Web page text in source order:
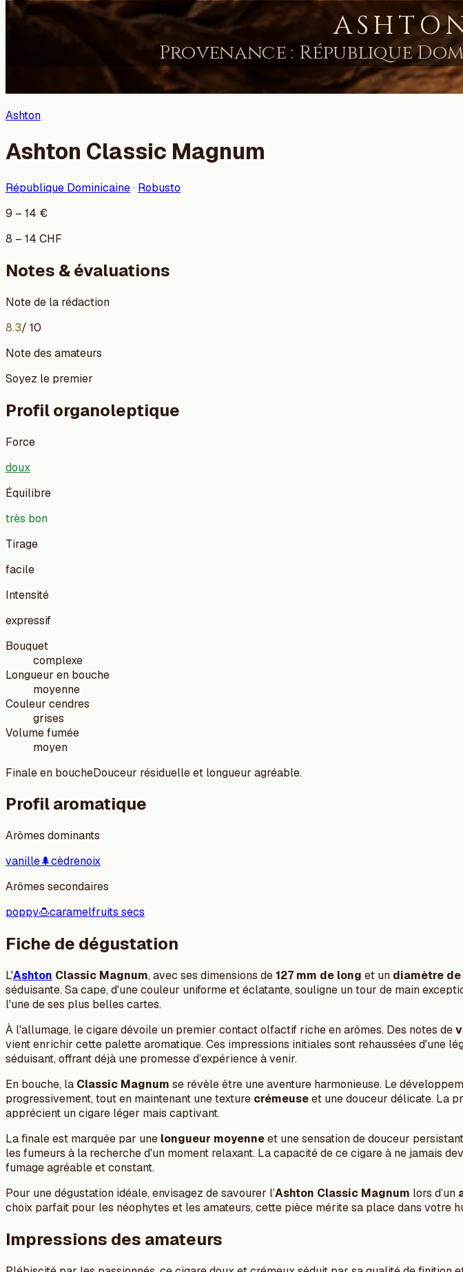
Ashton
Ashton Classic Magnum
République Dominicaine· Robusto
9 – 14 €
8 – 14 CHF
Notes & évaluations
Note de la rédaction
8.3/ 10
Note des amateurs
Soyez le premier
Profil organoleptique
Force
doux
Équilibre
très bon
Tirage
facile
Intensité
expressif
Bouquet
complexe
Longueur en bouche
moyenne
Couleur cendres
grises
Volume fumée
moyen
Finale en boucheDouceur résiduelle et longueur agréable.
Profil aromatique
Arômes dominants
vanille🌲cèdrenoix
Arômes secondaires
poppy🍮caramelfruits secs
Fiche de dégustation
L'Ashton Classic Magnum, avec ses dimensions de127 mm de long et un diamètre de
séduisante. Sa cape, d'une couleur uniforme et éclatante, souligne un tour de main
l'une de ses plus belles cartes.
À l'allumage, le cigare dévoile un premier contact olfactif riche en arômes. Des notes de
vient enrichir cette palette aromatique. Ces impressions initiales sont rehaussées d'une
séduisant, offrant déjà une promesse d’expérience à venir.
En bouche, la Classic Magnum se révèle être une aventure harmonieuse. Le
progressivement, tout en maintenant une texture crémeuseet une douceur délicate. La
apprécient un cigare léger mais captivant.
La finale est marquée par une longueur moyenneet une sensation de douceur
les fumeurs à la recherche d'un moment relaxant. La capacité de ce cigare à ne jamais
fumage agréable et constant.
Pour une dégustation idéale, envisagez de savourer l’Ashton Classic Magnum lors d’un
choix parfait pour les néophytes et les amateurs, cette pièce mérite sa place dans votre
Impressions des amateurs